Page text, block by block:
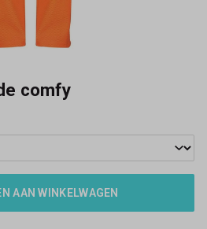
comfy
AAN WINKELWAGEN